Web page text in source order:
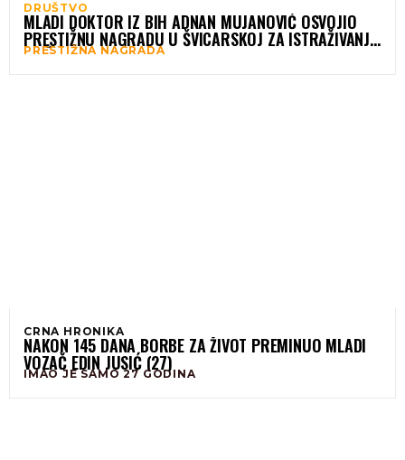
DRUŠTVO
MLADI DOKTOR IZ BIH ADNAN MUJANOVIĆ OSVOJIO
PRESTIŽNU NAGRADU U ŠVICARSKOJ ZA ISTRAŽIVANJE
MOŽDANOG UDARA
PRESTIŽNA NAGRADA
CRNA HRONIKA
NAKON 145 DANA BORBE ZA ŽIVOT PREMINUO MLADI
VOZAČ EDIN JUSIĆ (27)
IMAO JE SAMO 27 GODINA